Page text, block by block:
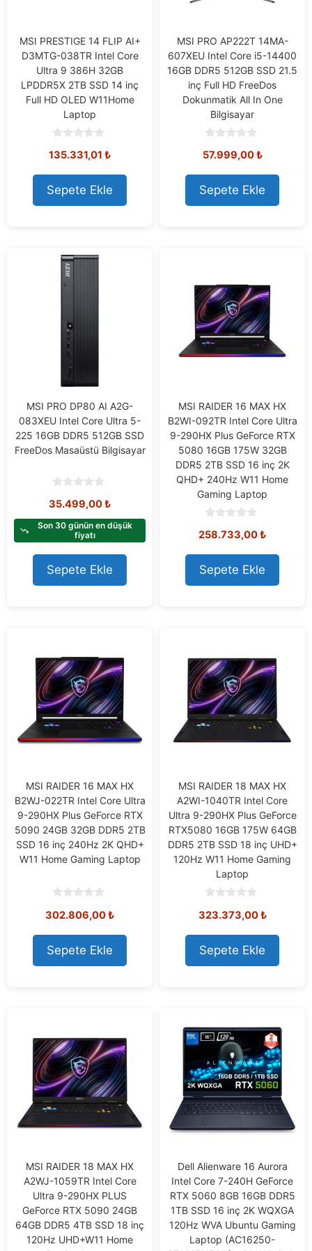
MSI PRESTIGE 14 FLIP AI+
D3MTG-038TR Intel Core
Ultra 9 386H 32GB
LPDDR5X 2TB SSD 14 inç
Full HD OLED W11Home
Laptop
o
t
o
f
5
135.331,01 ₺
Sepete Ekle
MSI PRO AP222T 14MA-
607XEU Intel Core i5-14400
16GB DDR5 512GB SSD 21.5
inç Full HD FreeDos
Dokunmatik All In One
Bilgisayar
o
t
o
f
5
57.999,00₺
Sepete Ekle
MSI PRO DP80 AI A2G-
083XEU Intel Core Ultra 5-
225 16GB DDR5 512GB SSD
FreeDos Masaüstü Bilgisayar
o
t
f
5
35.499,00₺
Son 30 günün en düşük
fiyatı
Sepete Ekle
MSI RAIDER 16 MAX HX
B2WI-092TR Intel Core Ultra
9-290HX Plus GeForce RTX
5080 16GB 175W 32GB
DDR5 2TB SSD 16 inç 2K
QHD+ 240Hz W11 Home
Gaming Laptop
o
t
o
f
5
258.733,00₺
Sepete Ekle
MSI RAIDER 16 MAX HX
B2WJ-022TR Intel Core Ultra
9-290HX Plus GeForce RTX
5090 24GB 32GB DDR5 2TB
SSD 16 inç 240Hz 2K QHD+
W11 Home Gaming Laptop
o
t
o
f
5
302.806,00₺
Sepete Ekle
MSI RAIDER 18 MAX HX
A2WI-1040TR Intel Core
Ultra 9-290HX Plus GeForce
RTX5080 16GB 175W 64GB
DDR5 2TB SSD 18 inç UHD+
120Hz W11 Home Gaming
Laptop
o
t
o
f
5
323.373,00₺
Sepete Ekle
MSI RAIDER 18 MAX HX
A2WJ-1059TR Intel Core
Ultra 9-290HX PLUS
GeForce RTX 5090 24GB
64GB DDR5 4TB SSD 18 inç
120Hz UHD+W11 Home
Dell Alienware 16 Aurora
Intel Core 7-240H GeForce
RTX 5060 8GB 16GB DDR5
1TB SSD 16 inç 2K WQXGA
120Hz WVA Ubuntu Gaming
Laptop (AC16250-